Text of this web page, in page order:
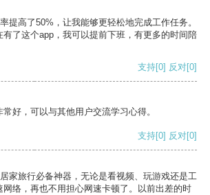
提高了50%，让我能够更轻松地完成工作任务。
了这个app，我可以提前下班，有更多的时间陪
支持[0] 反对[0]
好，可以与其他用户交流学习心得。
支持[0] 反对[0]
家旅行必备神器，无论是看视频、玩游戏还是工
络，再也不用担心网速卡顿了。以前出差的时